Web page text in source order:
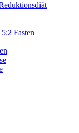
Fasten